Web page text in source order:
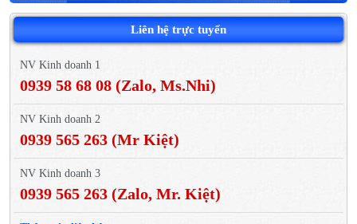
Liên hệ trực tuyến
NV Kinh doanh 1
0939 58 68 08 (Zalo, Ms.Nhi)
NV Kinh doanh 2
0939 565 263 (Mr Kiệt)
NV Kinh doanh 3
0939 565 263 (Zalo, Mr. Kiệt)